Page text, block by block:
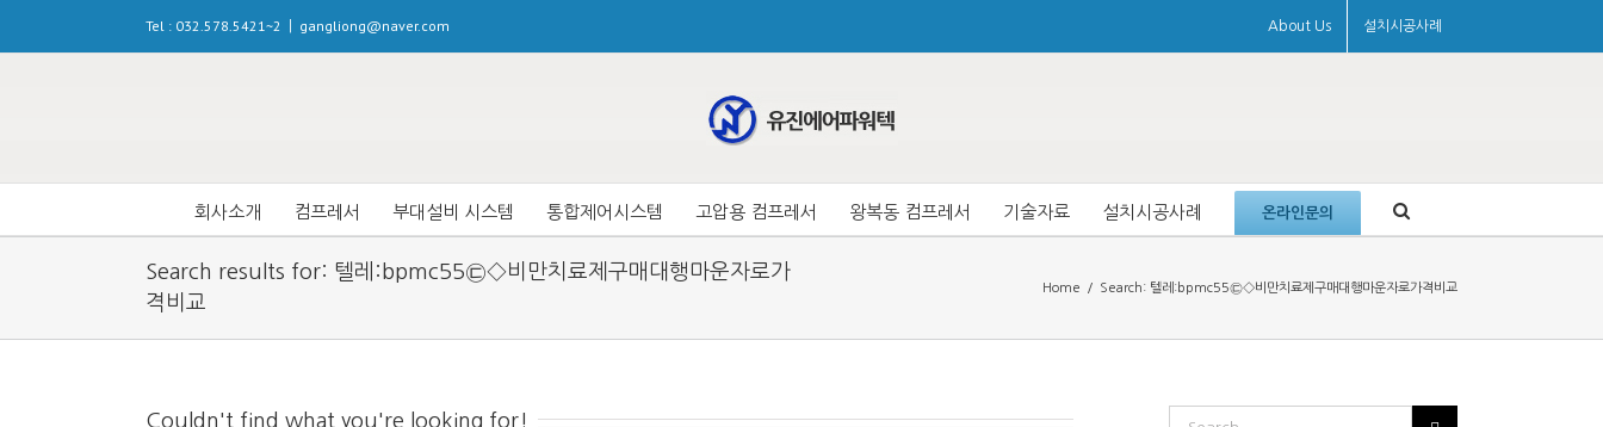
Tel : 032.578.5421~2 gangliong@naver.com About Us 설치시공사례
회사소개
인사말씀
컴프레서
오일프리 스크루형 컴프레서
오일 인젝션 직결구동형 컴프레서
부대설비 시스템
냉동식 에어드라이어
에어필터
통합제어시스템 고압용 컴프레서 왕복동 컴프레서 기술자료 설치시공사례 온라인문의
Search results for: 텔레:bpmc55㉢◇비만치료제구매대행마운자로가
격비교
Home / Search: 텔레:bpmc55㉢◇비만치료제구매대행마운자로가격비교
Couldn't find what you're looking for!